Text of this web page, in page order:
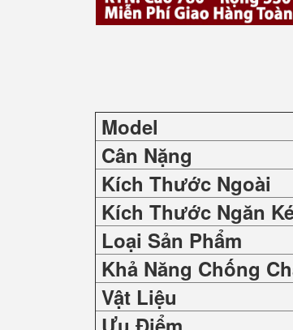
Model
Cân Nặng
Kích Thước Ngoài
Kích Thước Ngăn
Loại Sản Phẩm
Khả Năng Chống
Vật Liệu